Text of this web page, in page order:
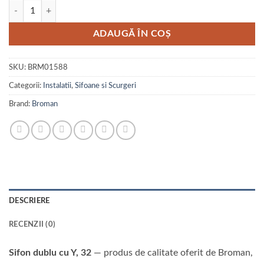
Cantitate Sifon dublu cu Y, 32
ADAUGĂ ÎN COȘ
SKU: BRM01588
Categorii: Instalatii, Sifoane si Scurgeri
Brand: Broman
DESCRIERE
RECENZII (0)
Sifon dublu cu Y, 32 — produs de calitate oferit de Broman,